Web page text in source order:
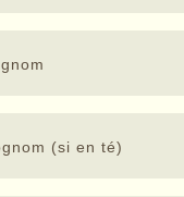
(si en té)